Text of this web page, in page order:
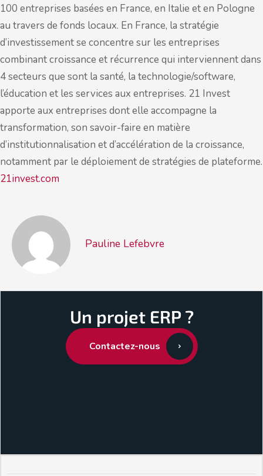
100 entreprises basées en France, en Italie et en Pologne
au travers de fonds locaux. En France, la stratégie
d’investissement se concentre sur les entreprises
combinant croissance et récurrence qui interviennent dans
4 secteurs que sont la santé, la technologie/software,
l’éducation et les services aux entreprises. 21 Invest
apporte aux entreprises dont elle accompagne la
transformation, son savoir-faire en matière
d’institutionnalisation et d’accélération de la croissance,
notamment par le déploiement de stratégies de plateforme.
21invest.com
Pauline Lefebvre
Un projet ERP ?
Contactez-nous